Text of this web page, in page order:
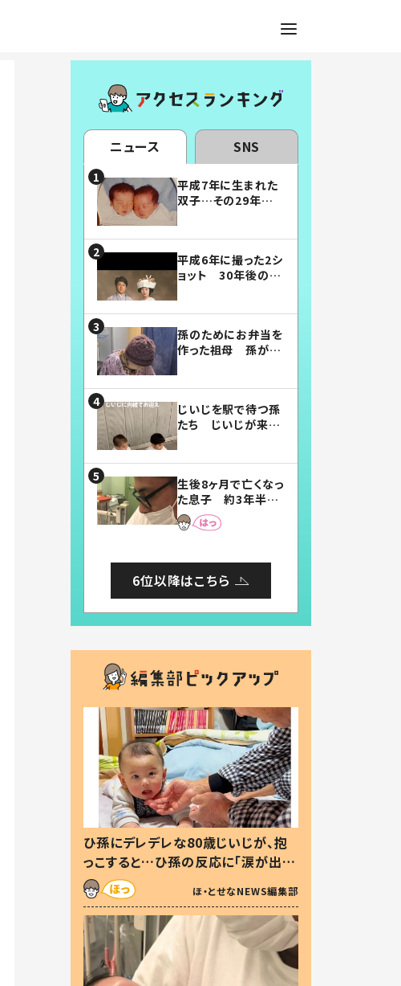
ニュース SNS
平成7年に生まれた
双子…その29年後
平成6年に撮った2シ
ョット 30年後の姿
孫のためにお弁当を
作った祖母 孫が絶
じいじを駅で待つ孫
たち じいじが来た
まらない」「幸せにな
れる」
生後8ヶ月で亡くなっ
た息子 約3年半
後、当時の妻の日記
に書いてあった本音
6位以降はこちら
ひ孫にデレデレな80歳じいじが、抱
っこすると…ひ孫の反応に「涙が出ま
した」「可愛くて仕方ない」
ほ・とせなNEWS編集部